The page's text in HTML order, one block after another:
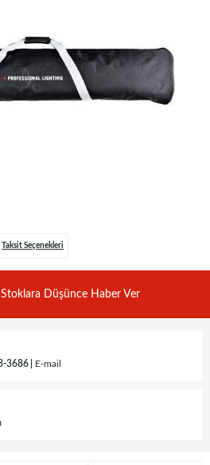
Taksit Seçenekleri
Düşünce Haber Ver
3686 E-mail